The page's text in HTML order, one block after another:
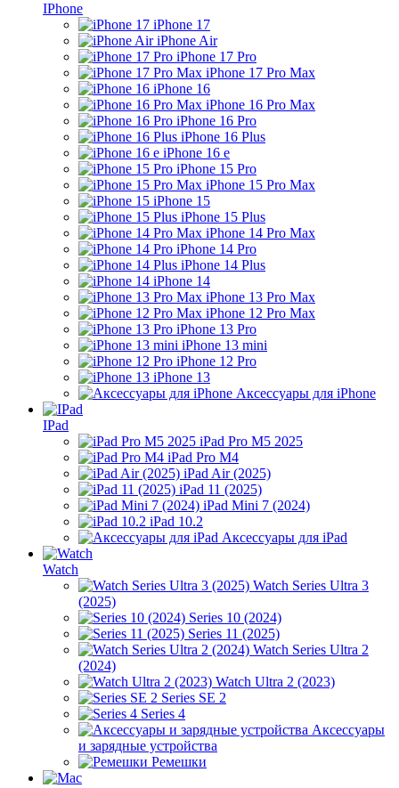
IPhone
iPhone 17
iPhone Air
iPhone 17 Pro
iPhone 17 Pro Max
iPhone 16
iPhone 16 Pro Max
iPhone 16 Pro
iPhone 16 Plus
iPhone 16 e
iPhone 15 Pro
iPhone 15 Pro Max
iPhone 15
iPhone 15 Plus
iPhone 14 Pro Max
iPhone 14 Pro
iPhone 14 Plus
iPhone 14
iPhone 13 Pro Max
iPhone 12 Pro Max
iPhone 13 Pro
iPhone 13 mini
iPhone 12 Pro
iPhone 13
Аксессуары для iPhone
IPad
iPad Pro M5 2025
iPad Pro M4
iPad Air (2025)
iPad 11 (2025)
iPad Mini 7 (2024)
iPad 10.2
Аксессуары для iPad
Watch
Watch Series Ultra 3
(2025)
Series 10 (2024)
Series 11 (2025)
Watch Series Ultra 2
(2024)
Watch Ultra 2 (2023)
Series SE 2
Series 4
Аксессуары
и зарядные устройства
Ремешки